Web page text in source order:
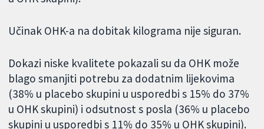
Učinak OHK-a na dobitak kilograma nije siguran.
Dokazi niske kvalitete pokazali su da OHK može
blago smanjiti potrebu za dodatnim lijekovima
(38% u placebo skupini u usporedbi s 15% do 37%
u OHK skupini) i odsutnost s posla (36% u placebo
skupini u usporedbi s 11% do 35% u OHK skupini).